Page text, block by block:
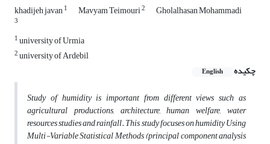
khadijeh javan1 Mavyam Teimouri2 Gholalhasan Mohammadi
3
1university of Urmia
2university of Ardebil
چکیده
English
Study of humidity is important from different views such as
agricultural productions, architecture, human welfare, water
resources studies and rainfall. This study focuses on humidity Using
Multi-Variable Statistical Methods (principal component analysis